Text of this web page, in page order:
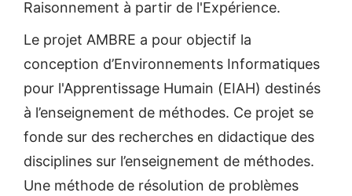
Raisonnement à partir de l'Expérience.
Le projet AMBRE a pour objectif la
conception d’Environnements Informatiques
pour l'Apprentissage Humain (EIAH) destinés
à l’enseignement de méthodes. Ce projet se
fonde sur des recherches en didactique des
disciplines sur l’enseignement de méthodes.
Une méthode de résolution de problèmes